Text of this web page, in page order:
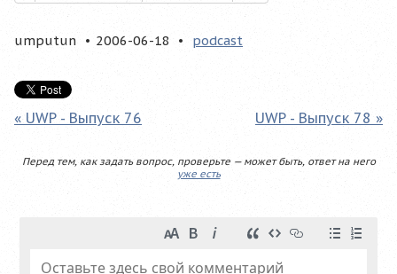
umputun 2006-06-18 podcast
« UWP - Выпуск 76 UWP - Выпуск 78 »
Перед тем, как задать вопрос, проверьте — может быть, ответ на него
уже есть